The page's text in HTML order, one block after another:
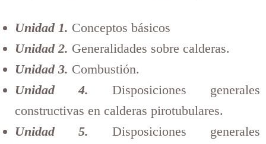
Unidad 1. Conceptos básicos
Unidad 2. Generalidades sobre calderas.
Unidad 3. Combustión.
Unidad 4.
Disposiciones generales
constructivas en calderas pirotubulares.
Unidad 5. Disposiciones generales